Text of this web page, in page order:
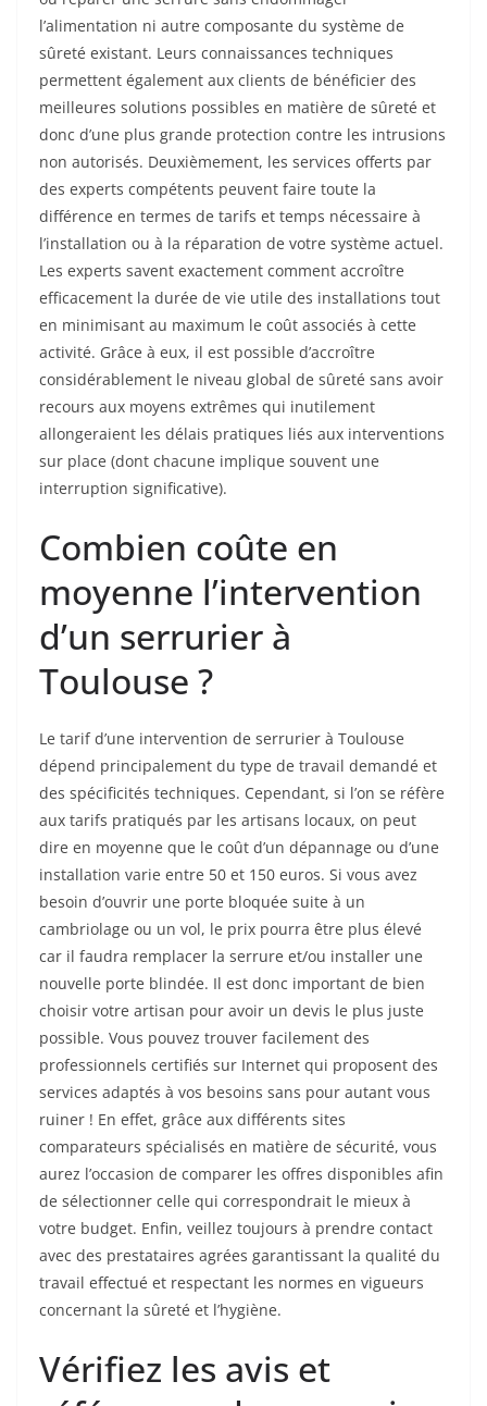
l’alimentation ni autre composante du système de
sûreté existant. Leurs connaissances techniques
permettent également aux clients de bénéficier des
meilleures solutions possibles en matière de sûreté et
donc d’une plus grande protection contre les intrusions
non autorisés. Deuxièmement, les services offerts par
des experts compétents peuvent faire toute la
différence en termes de tarifs et temps nécessaire à
l’installation ou à la réparation de votre système actuel.
Les experts savent exactement comment accroître
efficacement la durée de vie utile des installations tout
en minimisant au maximum le coût associés à cette
activité. Grâce à eux, il est possible d’accroître
considérablement le niveau global de sûreté sans avoir
recours aux moyens extrêmes qui inutilement
allongeraient les délais pratiques liés aux interventions
sur place (dont chacune implique souvent une
interruption significative).
Combien coûte en
moyenne l’intervention
d’un serrurier à
Toulouse ?
Le tarif d’une intervention de serrurier à Toulouse
dépend principalement du type de travail demandé et
des spécificités techniques. Cependant, si l’on se réfère
aux tarifs pratiqués par les artisans locaux, on peut
dire en moyenne que le coût d’un dépannage ou d’une
installation varie entre 50 et 150 euros. Si vous avez
besoin d’ouvrir une porte bloquée suite à un
cambriolage ou un vol, le prix pourra être plus élevé
car il faudra remplacer la serrure et/ou installer une
nouvelle porte blindée. Il est donc important de bien
choisir votre artisan pour avoir un devis le plus juste
possible. Vous pouvez trouver facilement des
professionnels certifiés sur Internet qui proposent des
services adaptés à vos besoins sans pour autant vous
ruiner ! En effet, grâce aux différents sites
comparateurs spécialisés en matière de sécurité, vous
aurez l’occasion de comparer les offres disponibles afin
de sélectionner celle qui correspondrait le mieux à
votre budget. Enfin, veillez toujours à prendre contact
avec des prestataires agrées garantissant la qualité du
travail effectué et respectant les normes en vigueurs
concernant la sûreté et l’hygiène.
Vérifiez les avis et